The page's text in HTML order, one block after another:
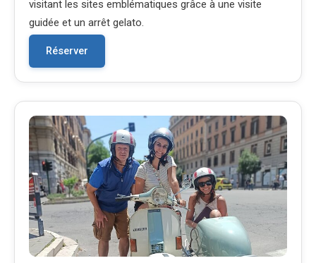
visitant les sites emblématiques grâce à une visite
guidée et un arrêt gelato.
Réserver